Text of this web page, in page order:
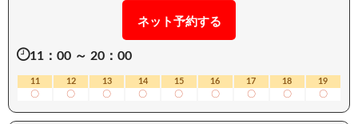
表情からも自然体の可愛らしさが伝わってきま
うために一生懸命なタイプ。 マッサージも得意
で、優しく寄り添いながら心も身体もリラックス
させてくれます。 落ち着いた大人の魅力と、経験
の浅い女性ならではの新鮮さ。 そのギャップに惹
ネット予約する
11：00 ～ 20：00
11
〇
12
〇
13
〇
14
〇
15
〇
16
〇
17
〇
18
〇
19
〇